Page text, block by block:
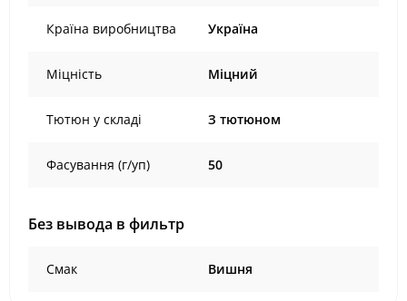
Країна виробництва Україна
Міцність Міцний
Тютюн у складі З тютюном
Фасування (г/уп) 50
Без вывода в фильтр
Смак Вишня